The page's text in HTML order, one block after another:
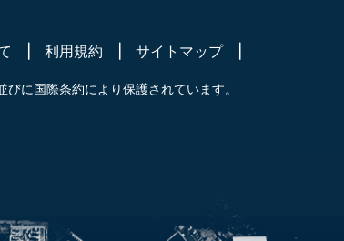
利用規約 サイトマップ
に国際条約により保護されています。